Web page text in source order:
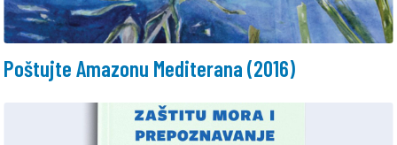
Poštujte Amazonu Mediterana (2016)